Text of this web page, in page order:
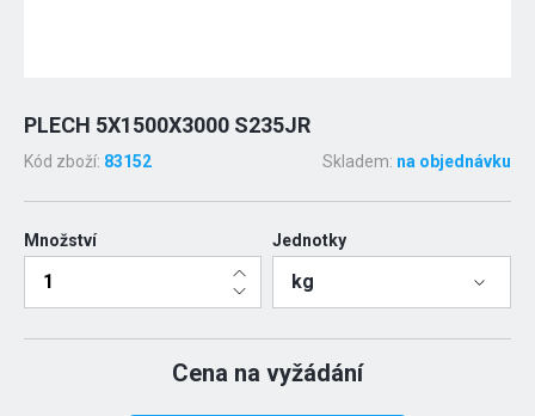
PLECH 5X1500X3000 S235JR
Kód zboží: 83152 Skladem: na objednávku
Množství Jednotky
kg
Cena na vyžádání